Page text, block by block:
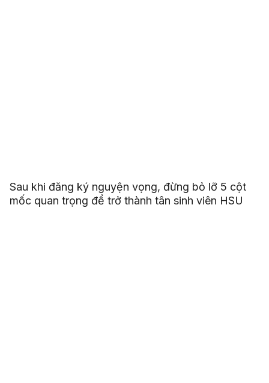
Sau khi đăng ký nguyện vọng, đừng bỏ lỡ 5 cột
mốc quan trọng để trở thành tân sinh viên HSU